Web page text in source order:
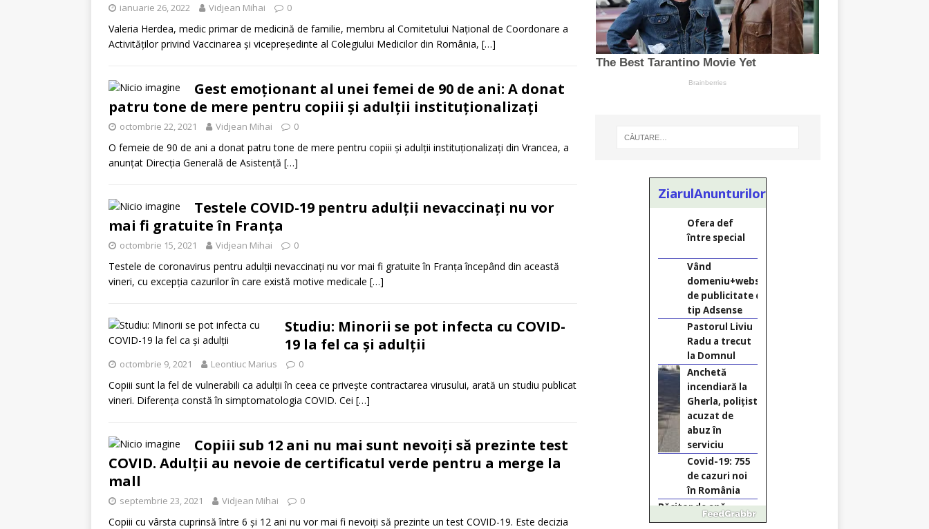
ianuarie 26, 2022 Vidjean Mihai 0
Valeria Herdea, medic primar de medicină de familie, membru al Comitetului Naţional de Coordonare a
Activităţilor privind Vaccinarea şi vicepreşedinte al Colegiului Medicilor din România, […]
Gest emoționant al unei femei de 90 de ani: A donat
patru tone de mere pentru copiii şi adulţii instituţionalizaţi
octombrie 22, 2021 Vidjean Mihai 0
O femeie de 90 de ani a donat patru tone de mere pentru copiii şi adulţii instituţionalizaţi din Vrancea, a
anunţat Direcţia Generală de Asistenţă […]
Testele COVID-19 pentru adulții nevaccinați nu vor
mai fi gratuite în Franța
octombrie 15, 2021 Vidjean Mihai 0
Testele de coronavirus pentru adulţii nevaccinaţi nu vor mai fi gratuite în Franţa începând din această
vineri, cu excepţia cazurilor în care există motive medicale […]
Studiu: Minorii se pot infecta cu COVID-
19 la fel ca și adulții
octombrie 9, 2021 Leontiuc Marius 0
Copiii sunt la fel de vulnerabili ca adulții în ceea ce privește contractarea virusului, arată un studiu publicat
vineri. Diferența constă în simptomatologia COVID. Cei […]
Copiii sub 12 ani nu mai sunt nevoiți să prezinte test
COVID. Adulții au nevoie de certificatul verde pentru a merge la
mall
septembrie 23, 2021 Vidjean Mihai 0
Copiii cu vârsta cuprinsă între 6 și 12 ani nu vor mai fi nevoiți să prezinte un test COVID-19. Este decizia
ZiarulAnunturilor.ro
Ofera def
între special
Vând
domeniu+website
de publicitate de
tip Adsense
Pastorul Liviu
Radu a trecut
la Domnul
Anchetă
incendiară la
Gherla, polițist
acuzat de
abuz în
serviciu
Covid-19: 755
de cazuri noi
în România
Răcitor de apă
CW5000 pentru